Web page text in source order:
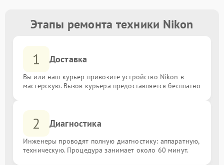
Этапы ремонта техники Nikon
1 Доставка
Вы или наш курьер привозите устройство Nikon в
мастерскую. Вызов курьера предоставляется бесплатно
2 Диагностика
Инженеры проводят полную диагностику: аппаратную,
техническую. Процедура занимает около 60 минут.